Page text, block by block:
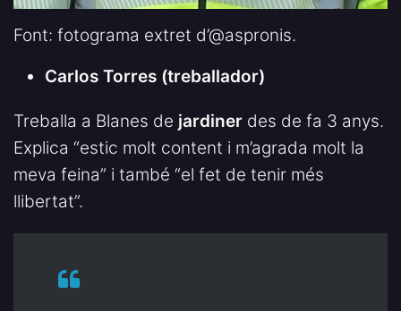
Font: fotograma extret d’@aspronis.
Carlos Torres (treballador)
Treballa a Blanes de jardiner des de fa 3 anys.
Explica “estic molt content i m’agrada molt la
meva feina” i també “el fet de tenir més
llibertat”.